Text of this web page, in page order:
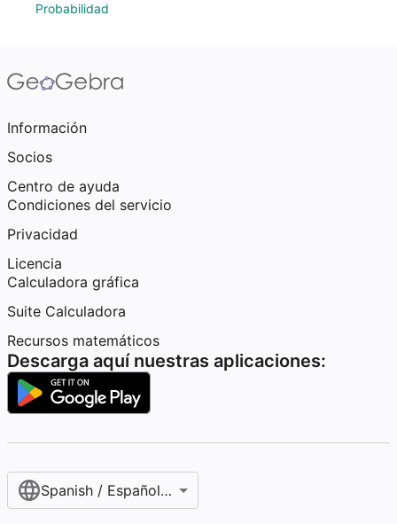
Probabilidad
Información
Socios
Centro de ayuda
Condiciones del servicio
Privacidad
Licencia
Calculadora gráfica
Suite Calculadora
Recursos matemáticos
Descarga aquí nuestras aplicaciones:
Spanish / Español (internacional)